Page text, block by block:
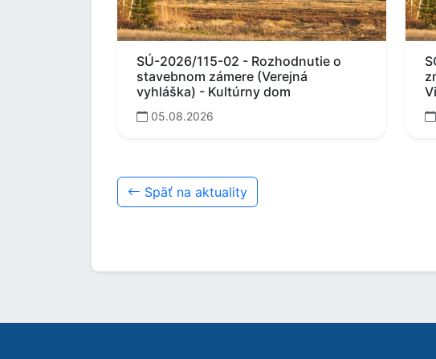
SÚ-2026/115-02 - Rozhodnutie o
stavebnom zámere (Verejná
vyhláška) - Kultúrny dom
05.08.2026
Späť na aktuality